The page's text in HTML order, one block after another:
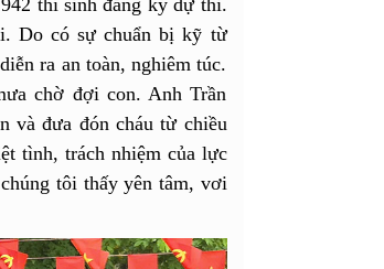
thí sinh đăng ký dự thi.
Do có sự chuẩn bị kỹ từ
ra an toàn, nghiêm túc.
chờ đợi con. Anh Trần
và đưa đón cháu từ chiều
tình, trách nhiệm của lực
tôi thấy yên tâm, vơi